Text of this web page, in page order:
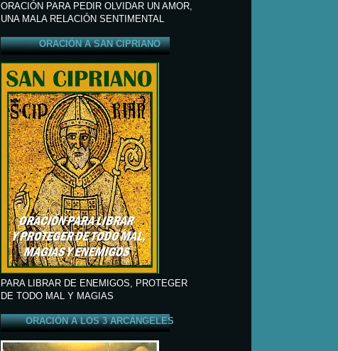
ORACIÓN PARA PEDIR OLVIDAR UN AMOR,
UNA MALA RELACIÓN SENTIMENTAL
ORACIÓN A SAN CIPRIANO
PARA LIBRAR DE ENEMIGOS, PROTEGER
DE TODO MAL Y MAGIAS
ORACIÓN A LOS 3 ARCÁNGELES